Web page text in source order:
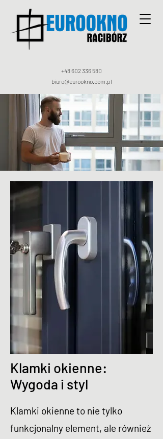
+48 602 336 580
biuro@eurookno.com.pl
Klamki okienne:
Wygoda i styl
Klamki okienne to nie tylko
funkcjonalny element, ale również